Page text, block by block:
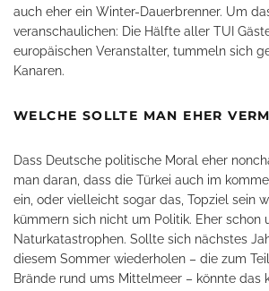
auch eher ein Winter-Dauerbrenner. Um
veranschaulichen: Die Hälfte aller TUI
europäischen Veranstalter, tummeln sich
Kanaren.
WELCHE SOLLTE MAN EHER
Dass Deutsche politische Moral eher
man daran, dass die Türkei auch im
ein, oder vielleicht sogar das, Topziel sein
kümmern sich nicht um Politik. Eher schon
Naturkatastrophen. Sollte sich nächstes
diesem Sommer wiederholen – die zum
Brände rund ums Mittelmeer – könnte das